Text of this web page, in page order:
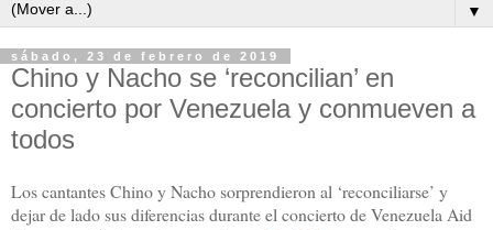
▼
sábado, 23 de febrero de 2019
Chino y Nacho se ‘reconcilian’ en
concierto por Venezuela y conmueven a
todos
Los cantantes Chino y Nacho sorprendieron al ‘reconciliarse’ y
dejar de lado sus diferencias durante el concierto de Venezuela Aid